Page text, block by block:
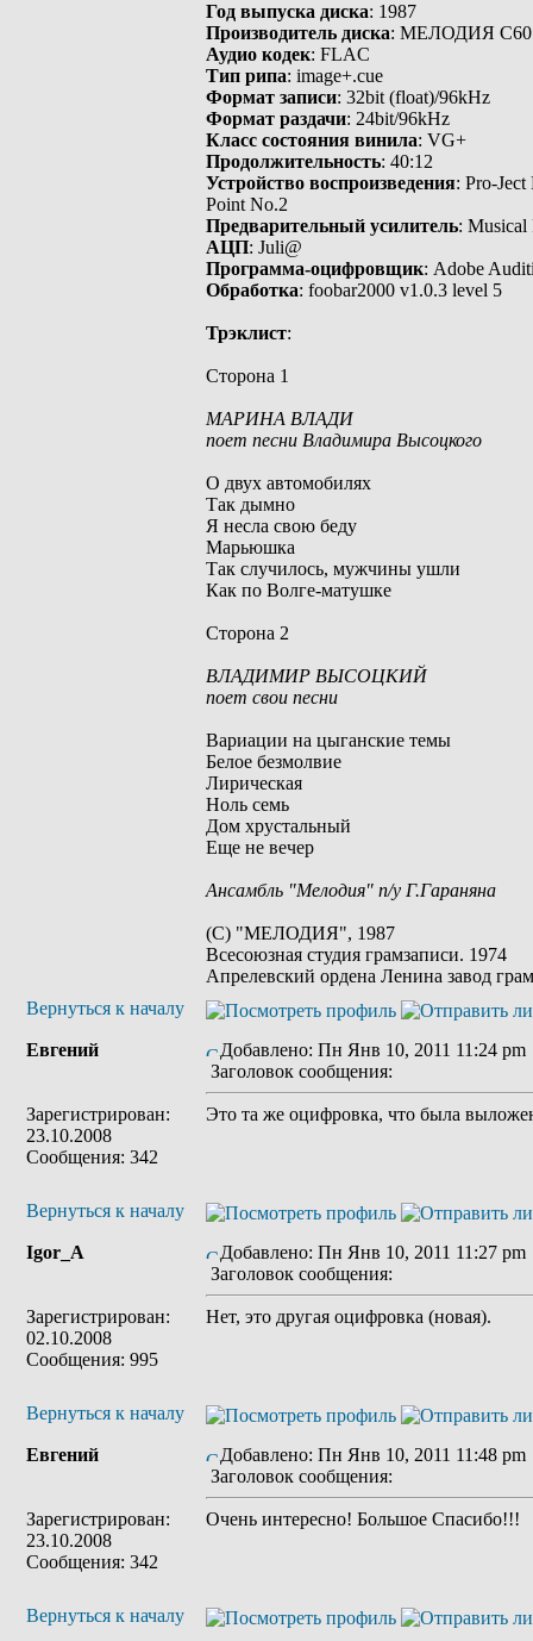
Год выпуска диска: 1987
Производитель диска: МЕЛОДИЯ С60
Аудио кодек: FLAC
Тип рипа: image+.cue
Формат записи: 32bit (float)/96kHz
Формат раздачи: 24bit/96kHz
Класс состояния винила: VG+
Продолжительность: 40:12
Устройство воспроизведения: Pro-
Point No.2
Предварительный усилитель:
АЦП: Juli@
Программа-оцифровщик: Adobe
Обработка: foobar2000 v1.0.3 level 5
Трэклист:
Сторона 1
МАРИНА ВЛАДИ
поет песни Владимира Высоцкого
О двух автомобилях
Так дымно
Я несла свою беду
Марьюшка
Так случилось, мужчины ушли
Как по Волге-матушке
Сторона 2
ВЛАДИМИР ВЫСОЦКИЙ
поет свои песни
Вариации на цыганские темы
Белое безмолвие
Лирическая
Ноль семь
Дом хрустальный
Еще не вечер
Ансамбль "Мелодия" п/у Г.Гараняна
(С) "МЕЛОДИЯ", 1987
Всесоюзная студия грамзаписи. 1974
Апрелевский ордена Ленина завод
Вернуться к началу
Евгений
Зарегистрирован:
23.10.2008
Сообщения: 342
Добавлено: Пн Янв 10, 2011 11:24 pm
Заголовок сообщения:
Это та же оцифровка, что была
Вернуться к началу
Igor_A
Зарегистрирован:
02.10.2008
Сообщения: 995
Добавлено: Пн Янв 10, 2011 11:27 pm
Заголовок сообщения:
Нет, это другая оцифровка (новая).
Вернуться к началу
Евгений
Зарегистрирован:
23.10.2008
Сообщения: 342
Добавлено: Пн Янв 10, 2011 11:48 pm
Заголовок сообщения:
Очень интересно! Большое Спасибо!!!
Вернуться к началу